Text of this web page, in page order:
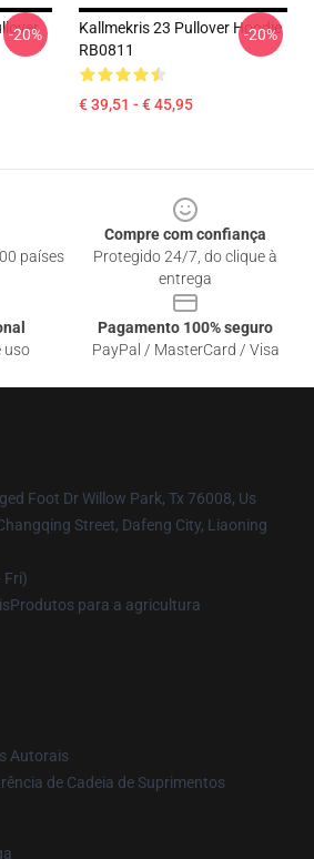
-20%
Kallmekris 23 Pullover Hoodie
RB0811
€ 39,51 - € 45,95
-20%
países
Compre com confiança
Protegido 24/7, do clique à
entrega
uso
Pagamento 100% seguro
PayPal / MasterCard / Visa
Foot Dr Willow Park, Tx 76008, Us
Street, Dafeng City, Liaoning
Fri)
para a agricultura
Autorais
de Cadeia de Suprimentos